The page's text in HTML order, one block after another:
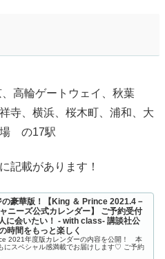
高輪ゲートウェイ、秋葉
寺、横浜、桜木町、浦和、大
場 の17駅
記載があります！
豪華版！【King ＆ Prince 2021.4－
ニーズ公式カレンダー】 ご予約受付
に会いたい！ - with class- 講談社公
時間をもっと楽しく
2021年度版カレンダーの内容を公開！ 本
にスペシャル感満載でお届けします♡ ご予約